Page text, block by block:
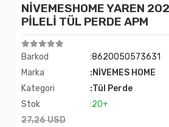
NİVEMESHOME YAREN
PİLELİ TÜL PERDE APM
Barkod
:8620050573631
Marka
:NİVEMES HOME
Kategori
:Tül Perde
Stok
:20+
27,26 USD